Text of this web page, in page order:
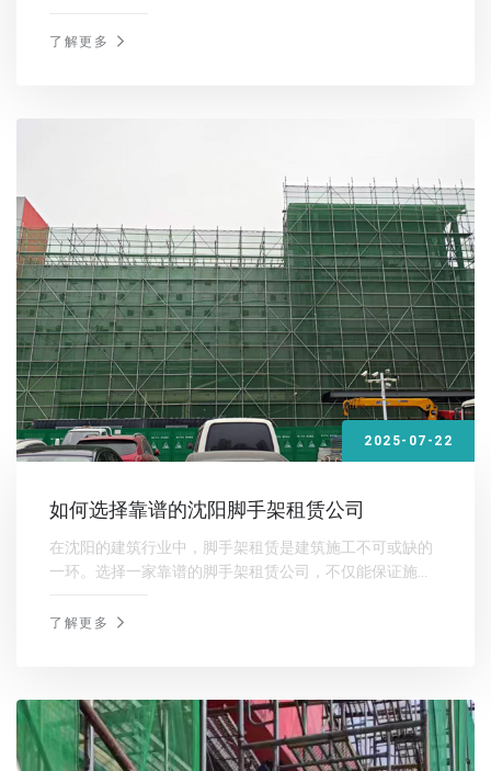
阳脚手架出租后可以提前回收吗？
了解更多
2025-07-22
如何选择靠谱的沈阳脚手架租赁公司
在沈阳的建筑行业中，脚手架租赁是建筑施工不可或缺的
一环。选择一家靠谱的脚手架租赁公司，不仅能保证施工
谱的沈阳脚手架租赁公司呢？
了解更多